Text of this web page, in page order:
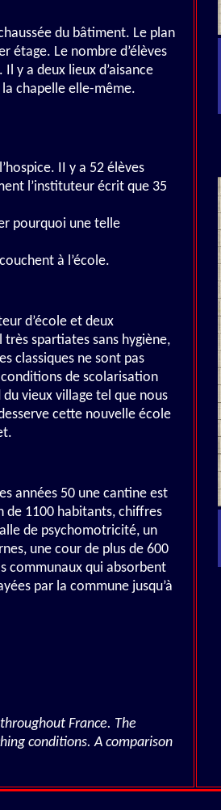
du bâtiment. Le plan
étage. Le nombre d’élèves
y a deux lieux d’aisance
la chapelle elle-même.
II y a 52 élèves
l’instituteur écrit que 35
pourquoi une telle
à l’école.
d’école et deux
spartiates sans hygiène,
classiques ne sont pas
de scolarisation
vieux village tel que nous
cette nouvelle école
années 50 une cantine est
de 1100 habitants, chiffres
de psychomotricité, un
une cour de plus de 600
communaux qui absorbent
par la commune jusqu’à
France. The
conditions. A comparison